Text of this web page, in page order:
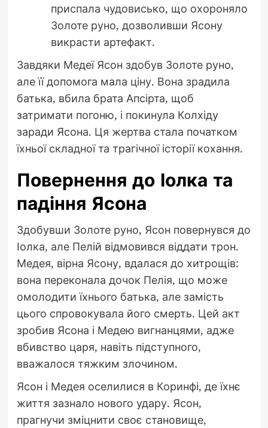
приспала чудовисько, що охороняло
Золоте руно, дозволивши Ясону
викрасти артефакт.
Завдяки Медеї Ясон здобув Золоте руно,
але її допомога мала ціну. Вона зрадила
батька, вбила брата Апсірта, щоб
затримати погоню, і покинула Колхіду
заради Ясона. Ця жертва стала початком
їхньої складної та трагічної історії кохання.
Повернення до Іолка та
падіння Ясона
Здобувши Золоте руно, Ясон повернувся до
Іолка, але Пелій відмовився віддати трон.
Медея, вірна Ясону, вдалася до хитрощів:
вона переконала дочок Пелія, що може
омолодити їхнього батька, але замість
цього спровокувала його смерть. Цей акт
зробив Ясона і Медею вигнанцями, адже
вбивство царя, навіть підступного,
вважалося тяжким злочином.
Ясон і Медея оселилися в Коринфі, де їхнє
життя зазнало нового удару. Ясон,
прагнучи зміцнити своє становище,